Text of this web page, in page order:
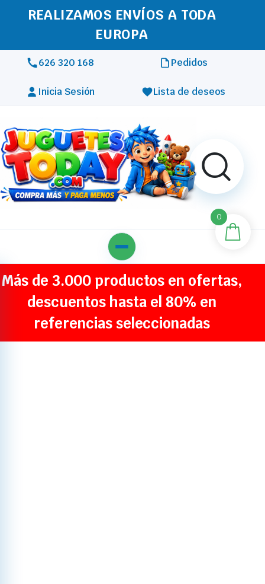
REALIZAMOS ENVÍOS A TODA
EUROPA
626 320 168 Pedidos
Inicia Sesión Lista de deseos
Más de 3.000 productos en ofertas,
descuentos hasta el 80% en
referencias seleccionadas
0